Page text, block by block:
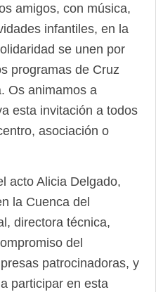
amigos, con música,
infantiles, en la
se unen por
programas de Cruz
Os animamos a
esta invitación a todos
asociación o
acto Alicia Delgado,
la Cuenca del
directora técnica,
del
patrocinadoras, y
participar en esta